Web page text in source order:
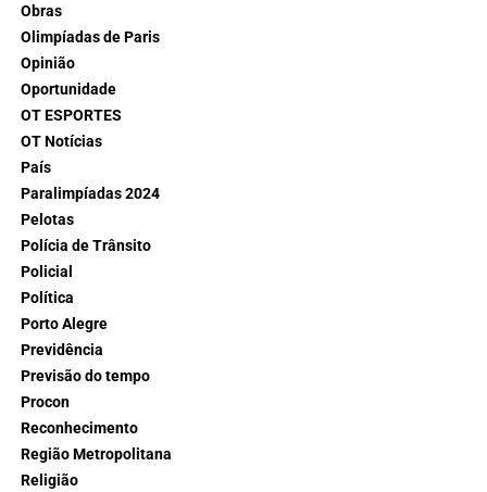
Obras
Olimpíadas de Paris
Opinião
Oportunidade
OT ESPORTES
OT Notícias
País
Paralimpíadas 2024
Pelotas
Polícia de Trânsito
Policial
Política
Porto Alegre
Previdência
Previsão do tempo
Procon
Reconhecimento
Região Metropolitana
Religião